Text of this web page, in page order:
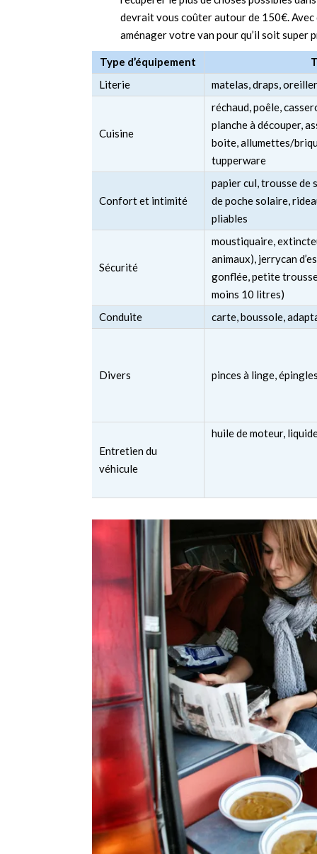
devrait vous coûter autour de 150€.
aménager votre van pour qu’il soit super
Type d’équipement
Literie
matelas, draps,
Cuisine
réchaud, poêle,
planche à découper,
boite, allumettes/
tupperware
Confort et intimité
papier cul, trousse de
de poche solaire,
pliables
Sécurité
moustiquaire,
animaux), jerrycan
gonflée, petite trousse
moins 10 litres)
Conduite
carte, boussole,
Divers pinces à linge,
Entretien du
véhicule
huile de moteur,